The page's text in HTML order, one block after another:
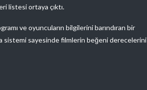
listesi ortaya çıktı.
ve oyuncuların bilgilerini barındıran bir
sistemi sayesinde filmlerin beğeni derecelerini